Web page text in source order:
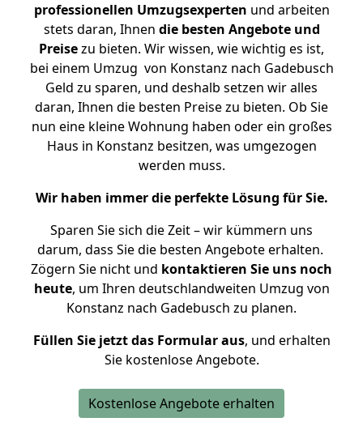
professionellen Umzugsexperten und arbeiten
stets daran, Ihnen die besten Angebote und
Preisezu bieten. Wir wissen, wie wichtig es ist,
bei einem Umzug von Konstanz nach Gadebusch
Geld zu sparen, und deshalb setzen wir alles
daran, Ihnen die besten Preise zu bieten. Ob Sie
nun eine kleine Wohnung haben oder ein großes
Haus in Konstanz besitzen, was umgezogen
werden muss.
Wir haben immer die perfekte Lösung für Sie.
Sparen Sie sich die Zeit – wir kümmern uns
darum, dass Sie die besten Angebote erhalten.
Zögern Sie nicht und kontaktieren Sie uns noch
heute, um Ihren deutschlandweiten Umzug von
Konstanz nach Gadebusch zu planen.
Füllen Sie jetzt das Formular aus, und erhalten
Sie kostenlose Angebote.
Kostenlose Angebote erhalten